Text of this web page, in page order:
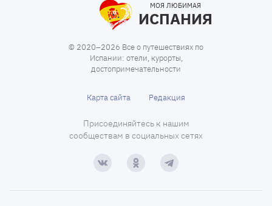
МОЯ ЛЮБИМАЯ
ИСПАНИЯ
© 2020–2026 Все о путешествиях по
Испании: отели, курорты,
достопримечательности
Карта сайта Редакция
Присоединяйтесь к нашим
сообществам в социальных сетях